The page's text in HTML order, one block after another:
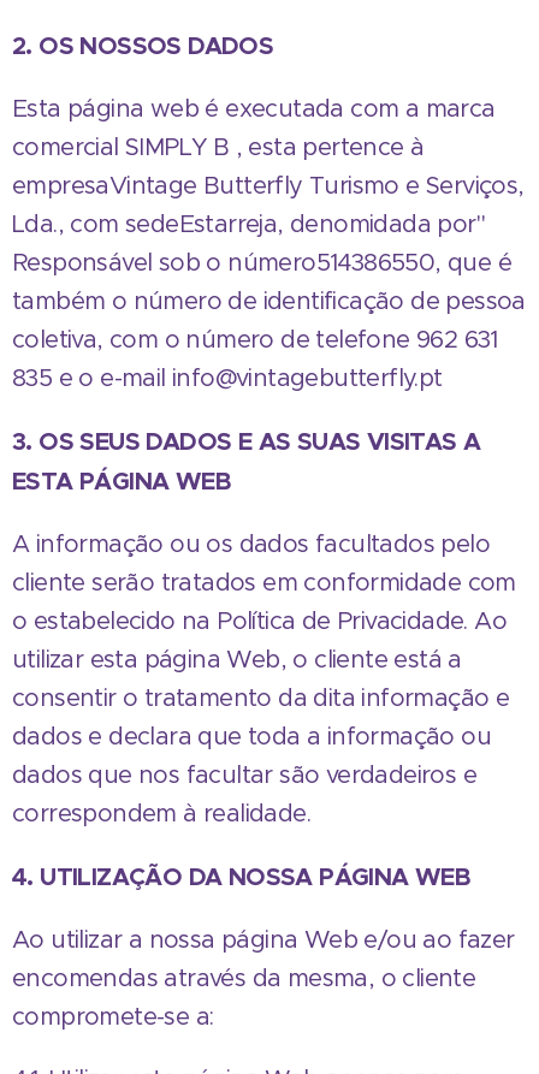
2. OS NOSSOS DADOS
Esta página web é executada com a marca
comercial SIMPLY B , esta pertence à
empresaVintage Butterfly Turismo e Serviços,
Lda., com sedeEstarreja, denomidada por"
Responsável sob o número514386550, que é
também o número de identificação de pessoa
coletiva, com o número de telefone 962 631
835 e o e-mail info@vintagebutterfly.pt
3. OS SEUS DADOS E AS SUAS VISITAS A
ESTA PÁGINA WEB
A informação ou os dados facultados pelo
cliente serão tratados em conformidade com
o estabelecido na Política de Privacidade. Ao
utilizar esta página Web, o cliente está a
consentir o tratamento da dita informação e
dados e declara que toda a informação ou
dados que nos facultar são verdadeiros e
correspondem à realidade.
4. UTILIZAÇÃO DA NOSSA PÁGINA WEB
Ao utilizar a nossa página Web e/ou ao fazer
encomendas através da mesma, o cliente
compromete-se a: